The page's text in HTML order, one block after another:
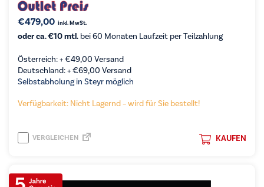
€479,00 inkl. MwSt.
oder ca. €10 mtl. bei 60 Monaten Laufzeit per Teilzahlung
Österreich: +€49,00 Versand
Deutschland: +€69,00 Versand
Selbstabholung in Steyr möglich
Verfügbarkeit: Nicht Lagernd – wird für Sie bestellt!
KAUFEN
VERGLEICHEN